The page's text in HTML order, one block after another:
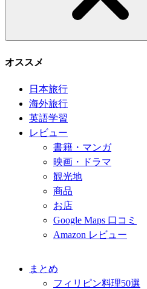
オススメ
日本旅行
海外旅行
英語学習
レビュー
書籍・マンガ
映画・ドラマ
観光地
商品
お店
Google Maps 口コミ
Amazon レビュー
まとめ
フィリピン料理50選